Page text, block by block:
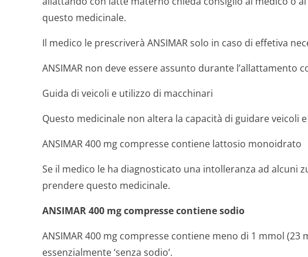
questo medicinale.
Il medico le prescriverà ANSIMAR solo in caso di effetiva
ANSIMAR non deve essere assunto durante l’allattamento
Guida di veicoli e utilizzo di macchinari
Questo medicinale non altera la capacità di guidare veicoli
ANSIMAR 400 mg compresse contiene lattosio monoidrato
Se il medico le ha diagnosticato una intolleranza ad alcuni
prendere questo medicinale.
ANSIMAR 400 mg compresse contiene sodio
ANSIMAR 400 mg compresse contiene meno di 1 mmol (23
essenzialmente ‘senza sodio’.